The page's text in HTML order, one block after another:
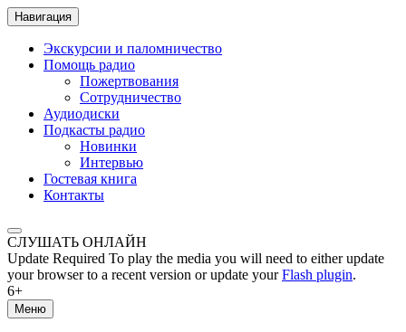
Навигация
Экскурсии и паломничество
Помощь радио
Пожертвования
Сотрудничество
Аудиодиски
Подкасты радио
Новинки
Интервью
Гостевая книга
Контакты
СЛУШАТЬ ОНЛАЙН
Update Required To play the media you will need to either update
your browser to a recent version or update yourFlash plugin.
6+
Меню